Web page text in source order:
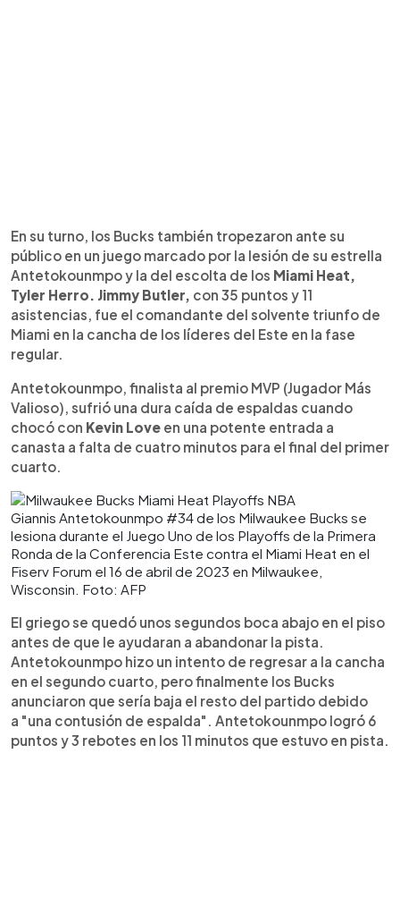
En su turno, los Bucks también tropezaron ante su
público en un juego marcado por la lesión de su estrella
Antetokounmpo y la del escolta de los Miami Heat,
Tyler Herro. Jimmy Butler, con 35 puntos y 11
asistencias, fue el comandante del solvente triunfo de
Miami en la cancha de los líderes del Este en la fase
regular.
Antetokounmpo, finalista al premio MVP (Jugador Más
Valioso), sufrió una dura caída de espaldas cuando
chocó con Kevin Love en una potente entrada a
canasta a falta de cuatro minutos para el final del primer
cuarto.
Giannis Antetokounmpo #34 de los Milwaukee Bucks se
lesiona durante el Juego Uno de los Playoffs de la Primera
Ronda de la Conferencia Este contra el Miami Heat en el
Fiserv Forum el 16 de abril de 2023 en Milwaukee,
Wisconsin. Foto: AFP
El griego se quedó unos segundos boca abajo en el piso
antes de que le ayudaran a abandonar la pista.
Antetokounmpo hizo un intento de regresar a la cancha
en el segundo cuarto, pero finalmente los Bucks
anunciaron que sería baja el resto del partido debido
a "una contusión de espalda". Antetokounmpo logró 6
puntos y 3 rebotes en los 11 minutos que estuvo en pista.